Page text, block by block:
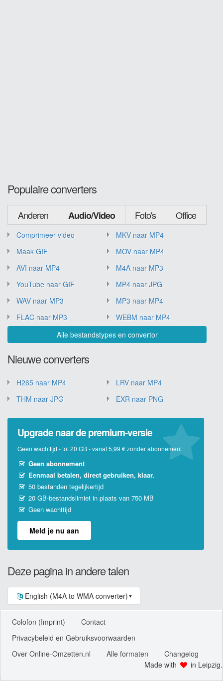
Populaire converters
Anderen Audio/Video Foto's Office
Comprimeer video
MKV naar MP4
Maak GIF
MOV naar MP4
AVI naar MP4
M4A naar MP3
YouTube naar GIF
MP4 naar JPG
WAV naar MP3
MP3 naar MP4
FLAC naar MP3
WEBM naar MP4
Alle bestandstypes en convertor
Nieuwe converters
H265 naar MP4
LRV naar MP4
THM naar JPG
EXR naar PNG
Upgrade naar de premium-versie
Geen wachttijd - tot 20 GB - vanaf 5,99 € zonder abonnement
Geen abonnement
Eenmaal betalen, direct gebruiken, klaar.
50 bestanden tegelijkertijd
20 GB-bestandslimiet in plaats van 750 MB
Geen wachttijd
Meld je nu aan
Deze pagina in andere talen
English (M4A to WMA converter) ▼
Colofon (Imprint)
Contact
Privacybeleid en Gebruiksvoorwaarden
Over Online-Omzetten.nl
Alle formaten
Changelog
Made with
in Leipzig.